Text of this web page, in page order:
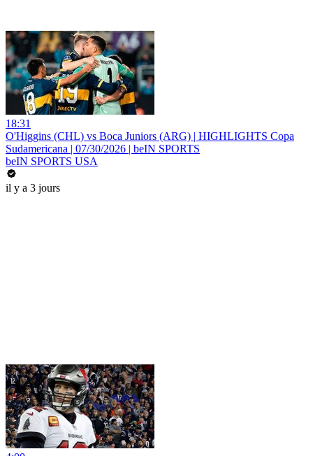
18:31
O'Higgins (CHL) vs Boca Juniors (ARG) | HIGHLIGHTS Copa
Sudamericana | 07/30/2026 | beIN SPORTS
beIN SPORTS USA
il y a 3 jours